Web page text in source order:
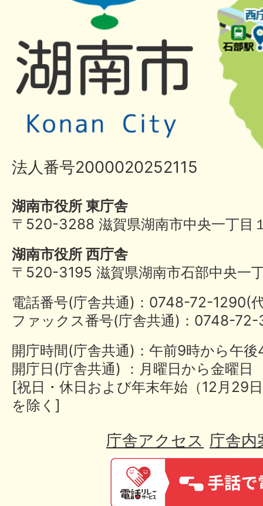
法人番号2000020252115
湖南市役所 東庁舎
〒520-3288 滋賀県湖南市中央一丁目
湖南市役所 西庁舎
〒520-3195 滋賀県湖南市石部中央一
電話番号(庁舎共通)：0748-72-
ファックス番号(庁舎共通)：0748-
開庁時間(庁舎共通)：午前9時から午
開庁日(庁舎共通) ：月曜日から金曜日
[祝日・休日および年末年始（12月29
を除く]
庁舎アクセス 庁舎内